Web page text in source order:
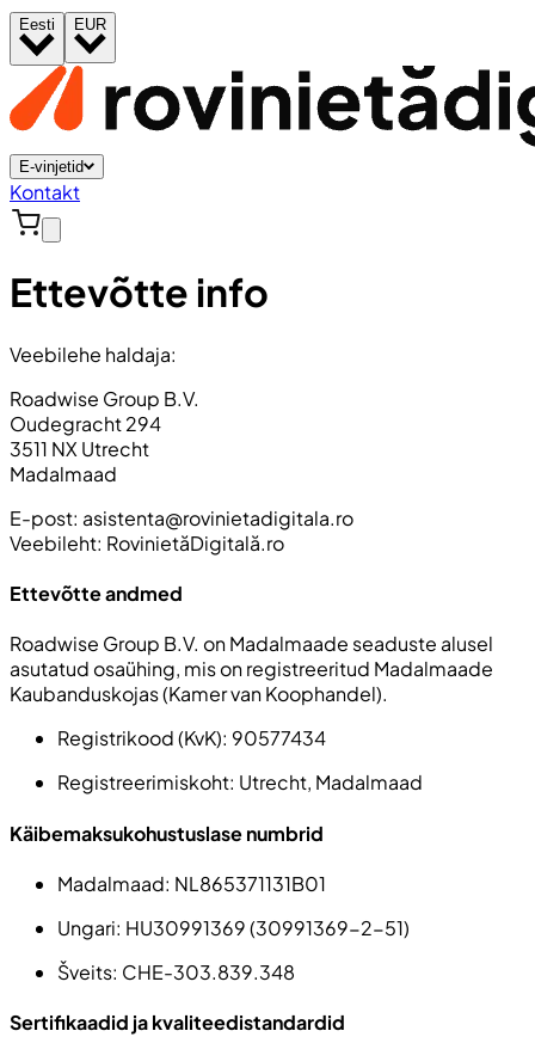
Eesti EUR
E-vinjetid
Kontakt
Ettevõtte info
Veebilehe haldaja:
Roadwise Group B.V.
Oudegracht 294
3511 NX Utrecht
Madalmaad
E-post: asistenta@rovinietadigitala.ro
Veebileht: RovinietăDigitală.ro
Ettevõtte andmed
Roadwise Group B.V. on Madalmaade seaduste alusel
asutatud osaühing, mis on registreeritud Madalmaade
Kaubanduskojas (Kamer van Koophandel).
Registrikood (KvK): 90577434
Registreerimiskoht: Utrecht, Madalmaad
Käibemaksukohustuslase numbrid
Madalmaad: NL865371131B01
Ungari: HU30991369 (30991369-2-51)
Šveits: CHE-303.839.348
Sertifikaadid ja kvaliteedistandardid